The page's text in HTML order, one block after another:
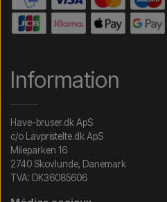
Information
Have-bruser.dk ApS
c/o Lavpristelte.dk ApS
Mileparken 16
2740 Skovlunde, Danemark
TVA: DK36085606